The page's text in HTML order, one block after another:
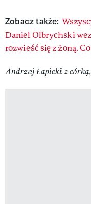
Zobacz także:
Daniel Olbrychski
rozwieść się z żoną.
Andrzej Łapicki z